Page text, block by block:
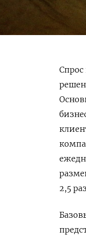
Спрос
2,5